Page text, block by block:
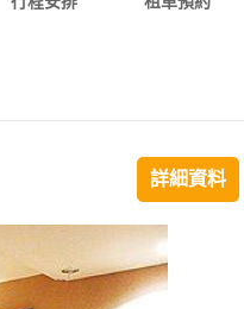
詳細資料